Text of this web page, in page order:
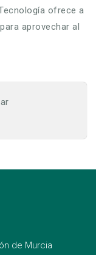
ofrece a
aprovechar al
de Murcia